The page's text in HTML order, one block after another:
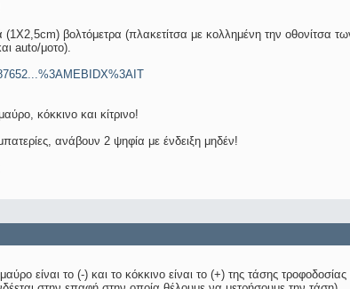
βολτόμετρα (πλακετίτσα με κολλημένη την οθονίτσα
auto/μοτο).
κόκκινο και κίτρινο!
ανάβουν 2 ψηφία με ένδειξη μηδέν!
είναι το (-) και το κόκκινο είναι το (+) της τάσης